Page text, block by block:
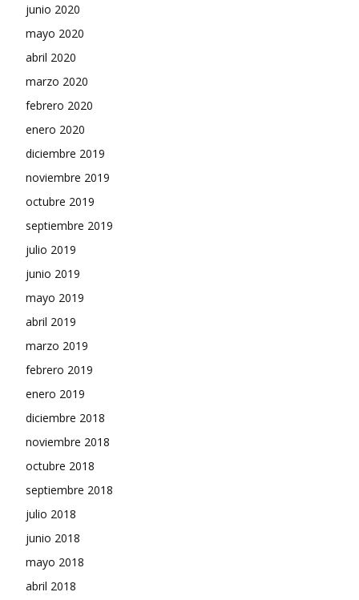
junio 2020
mayo 2020
abril 2020
marzo 2020
febrero 2020
enero 2020
diciembre 2019
noviembre 2019
octubre 2019
septiembre 2019
julio 2019
junio 2019
mayo 2019
abril 2019
marzo 2019
febrero 2019
enero 2019
diciembre 2018
noviembre 2018
octubre 2018
septiembre 2018
julio 2018
junio 2018
mayo 2018
abril 2018